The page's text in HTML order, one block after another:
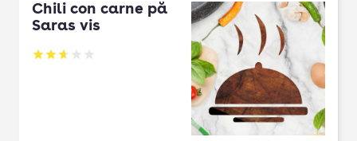
Chili con carne på
Saras vis
Betyg: 2.67 av 5